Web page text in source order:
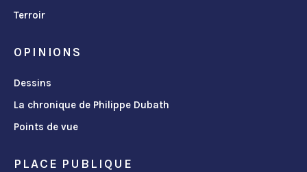
Terroir
OPINIONS
Dessins
La chronique de Philippe Dubath
Points de vue
PLACE PUBLIQUE